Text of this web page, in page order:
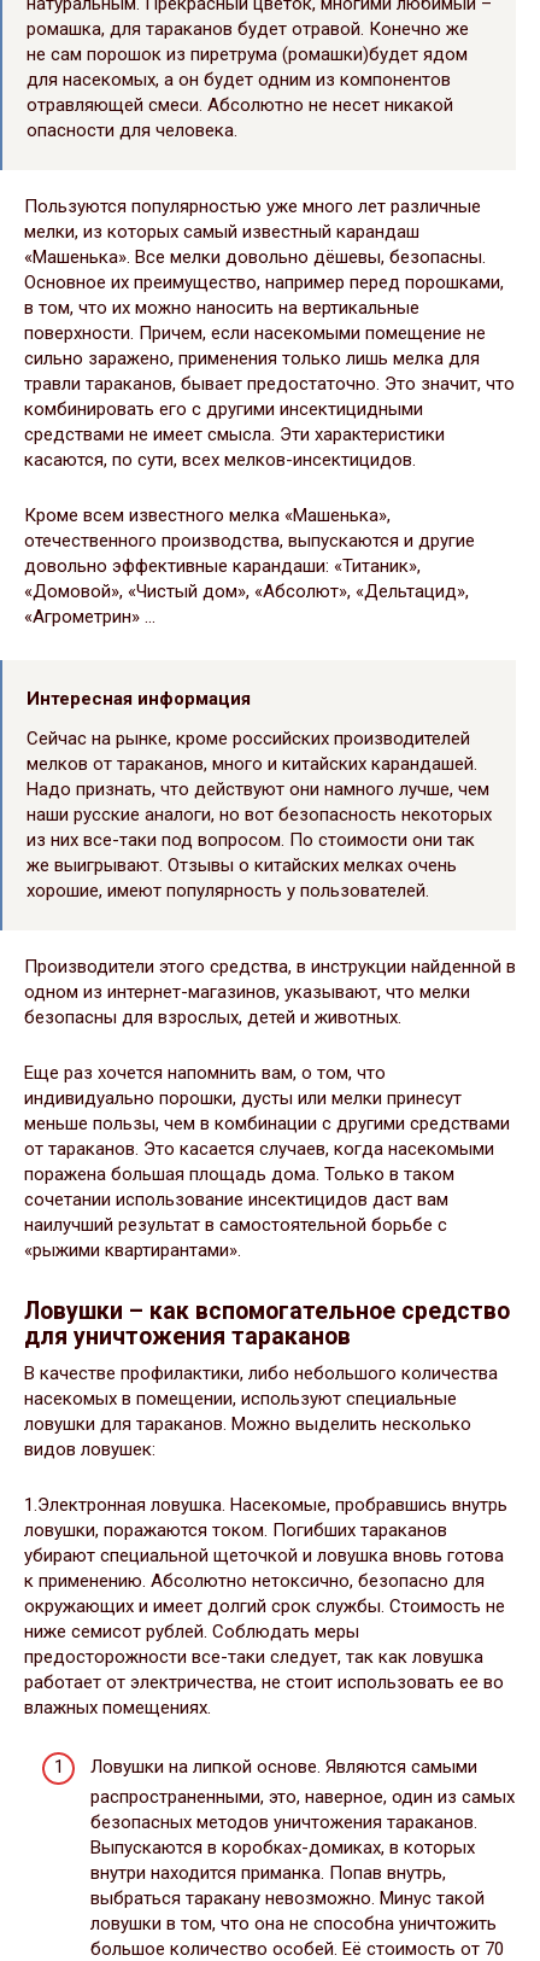
ромашка, для тараканов будет отравой. Конечно же
не сам порошок из пиретрума (ромашки)будет ядом
для насекомых, а он будет одним из компонентов
отравляющей смеси. Абсолютно не несет никакой
опасности для человека.
Пользуются популярностью уже много лет различные
мелки, из которых самый известный карандаш
«Машенька». Все мелки довольно дёшевы, безопасны.
Основное их преимущество, например перед порошками,
в том, что их можно наносить на вертикальные
поверхности. Причем, если насекомыми помещение не
сильно заражено, применения только лишь мелка для
травли тараканов, бывает предостаточно. Это значит, что
комбинировать его с другими инсектицидными
средствами не имеет смысла. Эти характеристики
касаются, по сути, всех мелков-инсектицидов.
Кроме всем известного мелка «Машенька»,
отечественного производства, выпускаются и другие
довольно эффективные карандаши: «Титаник»,
«Домовой», «Чистый дом», «Абсолют», «Дельтацид»,
«Агрометрин» …
Интересная информация
Сейчас на рынке, кроме российских производителей
мелков от тараканов, много и китайских карандашей.
Надо признать, что действуют они намного лучше, чем
наши русские аналоги, но вот безопасность некоторых
из них все-таки под вопросом. По стоимости они так
же выигрывают. Отзывы о китайских мелках очень
хорошие, имеют популярность у пользователей.
Производители этого средства, в инструкции найденной в
одном из интернет-магазинов, указывают, что мелки
безопасны для взрослых, детей и животных.
Еще раз хочется напомнить вам, о том, что
индивидуально порошки, дусты или мелки принесут
меньше пользы, чем в комбинации с другими средствами
от тараканов. Это касается случаев, когда насекомыми
поражена большая площадь дома. Только в таком
сочетании использование инсектицидов даст вам
наилучший результат в самостоятельной борьбе с
«рыжими квартирантами».
Ловушки – как вспомогательное средство
для уничтожения тараканов
В качестве профилактики, либо небольшого количества
насекомых в помещении, используют специальные
ловушки для тараканов. Можно выделить несколько
видов ловушек:
1.Электронная ловушка. Насекомые, пробравшись внутрь
ловушки, поражаются током. Погибших тараканов
убирают специальной щеточкой и ловушка вновь готова
к применению. Абсолютно нетоксично, безопасно для
окружающих и имеет долгий срок службы. Стоимость не
ниже семисот рублей. Соблюдать меры
предосторожности все-таки следует, так как ловушка
работает от электричества, не стоит использовать ее во
влажных помещениях.
Ловушки на липкой основе. Являются самыми
распространенными, это, наверное, один из самых
безопасных методов уничтожения тараканов.
Выпускаются в коробках-домиках, в которых
внутри находится приманка. Попав внутрь,
выбраться таракану невозможно. Минус такой
ловушки в том, что она не способна уничтожить
большое количество особей. Её стоимость от 70